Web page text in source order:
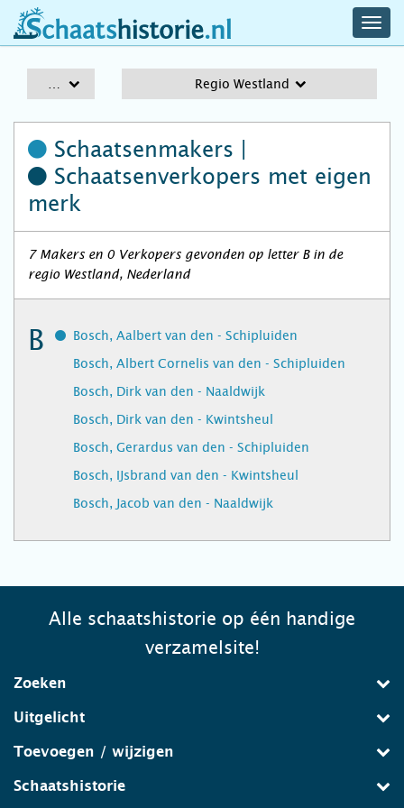
schaatshistorie.nl
Regio Westland
Schaatsenmakers |
Schaatsenverkopers met eigen
merk
7 Makers en 0 Verkopers gevonden op letter B in de
regio Westland, Nederland
B
Bosch, Aalbert van den - Schipluiden
Bosch, Albert Cornelis van den - Schipluiden
Bosch, Dirk van den - Naaldwijk
Bosch, Dirk van den - Kwintsheul
Bosch, Gerardus van den - Schipluiden
Bosch, IJsbrand van den - Kwintsheul
Bosch, Jacob van den - Naaldwijk
Alle schaatshistorie op één handige
verzamelsite!
Zoeken
Uitgelicht
Toevoegen / wijzigen
Schaatshistorie